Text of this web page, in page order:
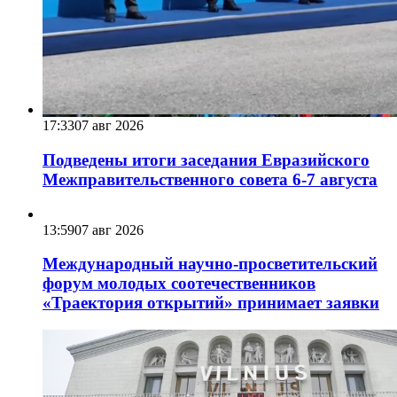
17:3307 авг 2026
Подведены итоги заседания Евразийского
Межправительственного совета 6-7 августа
13:5907 авг 2026
Международный научно-просветительский
форум молодых соотечественников
«Траектория открытий» принимает заявки